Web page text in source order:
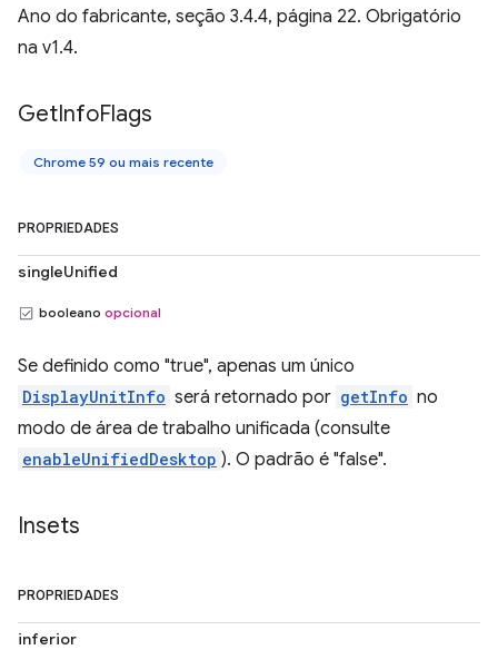
Ano do fabricante, seção 3.4.4, página 22. Obrigatório
na v1.4.
GetInfoFlags
Chrome 59 ou mais recente
PROPRIEDADES
singleUnified
booleano opcional
Se definido como "true", apenas um único
DisplayUnitInfo será retornado por getInfo no
modo de área de trabalho unificada (consulte
enableUnifiedDesktop ). O padrão é "false".
Insets
PROPRIEDADES
inferior